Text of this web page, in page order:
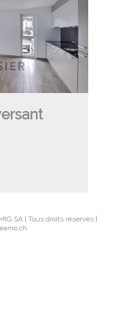
SA | Tous droits réservés |